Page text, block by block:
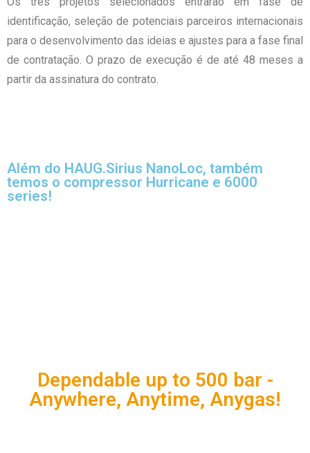
identificação, seleção de potenciais parceiros internacionais
para o desenvolvimento das ideias e ajustes para a fase final
de contratação. O prazo de execução é de até 48 meses a
partir da assinatura do contrato.
Além do HAUG.Sirius NanoLoc, também
temos o compressor Hurricane e 6000
series!
Dependable up to 500 bar -
Anywhere, Anytime, Anygas!